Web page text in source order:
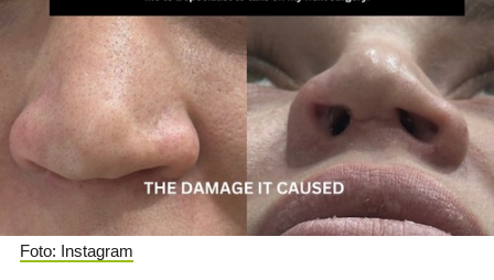
Foto: Instagram